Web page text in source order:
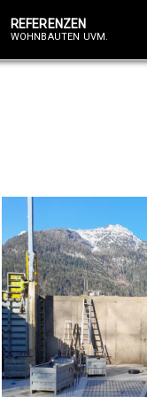
REFERENZEN
WOHNBAUTEN UVM.